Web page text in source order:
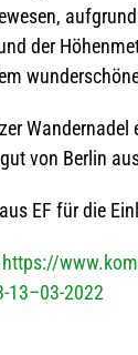
der
von Ber­lin
EF für die
https://
13–03-2022